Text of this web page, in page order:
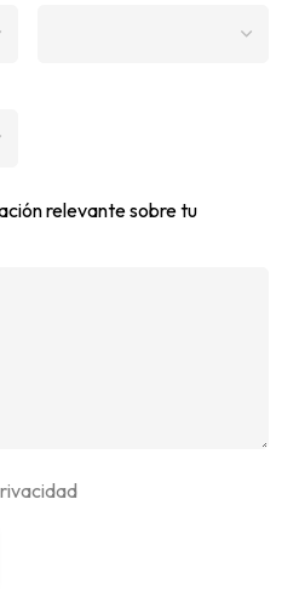
relevante sobre tu